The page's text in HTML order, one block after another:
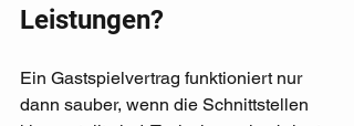
Leistungen?
Ein Gastspielvertrag funktioniert nur
dann sauber, wenn die Schnittstellen